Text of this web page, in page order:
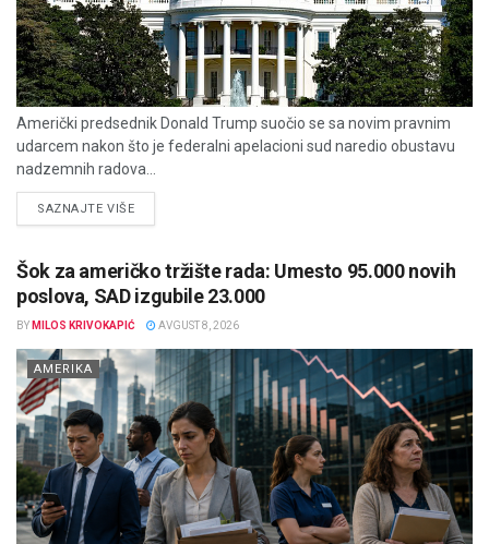
Američki predsednik Donald Trump suočio se sa novim pravnim
udarcem nakon što je federalni apelacioni sud naredio obustavu
nadzemnih radova...
SAZNAJTE VIŠEDETAILS
Šok za američko tržište rada: Umesto 95.000 novih
poslova, SAD izgubile 23.000
BY MILOS KRIVOKAPIĆ AVGUST 8, 2026
AMERIKA